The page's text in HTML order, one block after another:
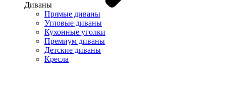
Диваны
Прямые диваны
Угловые диваны
Кухонные уголки
Премиум диваны
Детские диваны
Кресла